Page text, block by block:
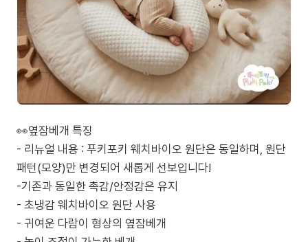
👀옆잠베개 특징
- 리뉴얼 내용 : 푸키포키 웨치바이오 원단은 동일하며, 원단
패턴(모양)만 변경되어 새롭게 선보입니다!
-기존과 동일한 촉감/안정감은 유지
- 초냉감 웨치바이오 원단 사용
- 귀여운 다람이 형상의 옆잠베개